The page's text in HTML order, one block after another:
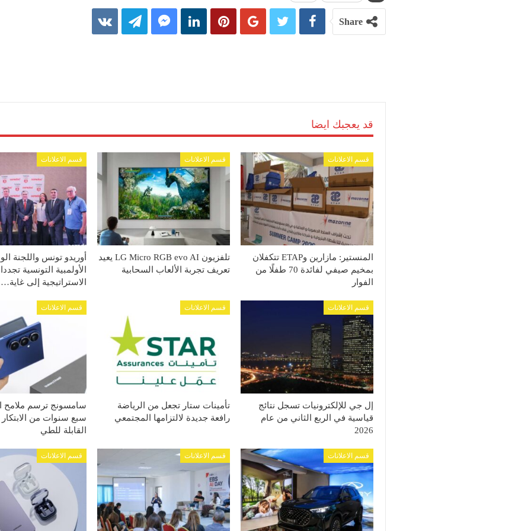
Share
قد يعجبك ايضا
قسم الاعلانات
المنستير: مازارين وETAP تتكفلان
بمخيم صيفي لفائدة 70 طفلًا من
الفوار
قسم الاعلانات
تلفزيون LG Micro RGB evo AI يعيد
تعريف تجربة الألعاب السحابية
قسم الاعلانات
أوريدو تونس واللجنة
الأولمبية التونسية
الاستراتيجية إلى غاية…
قسم الاعلانات
إل جي للإلكترونيات تسجل نتائج
قياسية في الربع الثاني من عام
2026
قسم الاعلانات
تأمينات ستار تجعل من الرياضة
رافعة جديدة لالتزامها المجتمعي
قسم الاعلانات
سامسونج ترسم ملامح
سبع سنوات من
القابلة للطي
قسم الاعلانات قسم الاعلانات قسم الاعلانات